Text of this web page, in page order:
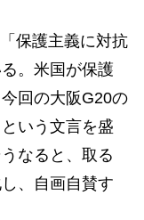
保護主義に対抗
。米国が保護
回の大阪G20の
いう文言を盛
なると、取る
、自画自賛す